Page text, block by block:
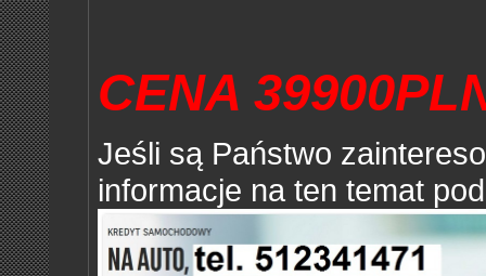
CENA
Jeśli są Państwo
informacje na ten temat